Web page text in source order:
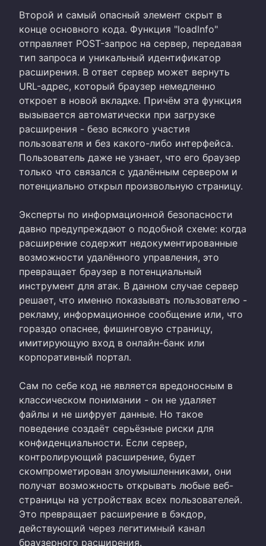
Второй и самый опасный элемент скрыт в
конце основного кода. Функция "loadInfo"
отправляет POST-запрос на сервер, передавая
тип запроса и уникальный идентификатор
расширения. В ответ сервер может вернуть
URL-адрес, который браузер немедленно
откроет в новой вкладке. Причём эта функция
вызывается автоматически при загрузке
расширения - безо всякого участия
пользователя и без какого-либо интерфейса.
Пользователь даже не узнает, что его браузер
только что связался с удалённым сервером и
потенциально открыл произвольную страницу.
Эксперты по информационной безопасности
давно предупреждают о подобной схеме: когда
расширение содержит недокументированные
возможности удалённого управления, это
превращает браузер в потенциальный
инструмент для атак. В данном случае сервер
решает, что именно показывать пользователю -
рекламу, информационное сообщение или, что
гораздо опаснее, фишинговую страницу,
имитирующую вход в онлайн-банк или
корпоративный портал.
Сам по себе код не является вредоносным в
классическом понимании - он не удаляет
файлы и не шифрует данные. Но такое
поведение создаёт серьёзные риски для
конфиденциальности. Если сервер,
контролирующий расширение, будет
скомпрометирован злоумышленниками, они
получат возможность открывать любые веб-
страницы на устройствах всех пользователей.
Это превращает расширение в бэкдор,
действующий через легитимный канал
браузерного расширения.